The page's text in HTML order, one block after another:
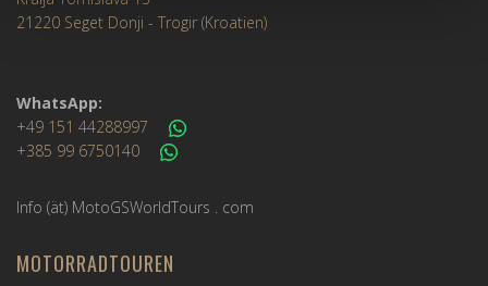
21220 Seget Donji - Trogir (Kroatien)
WhatsApp:
+49 151 44288997
+385 99 6750140
Info (ät) MotoGSWorldTours . com
MOTORRADTOUREN